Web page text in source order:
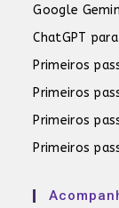
Google
ChatGPT
Primeiros
Primeiros
Primeiros
Primeiros